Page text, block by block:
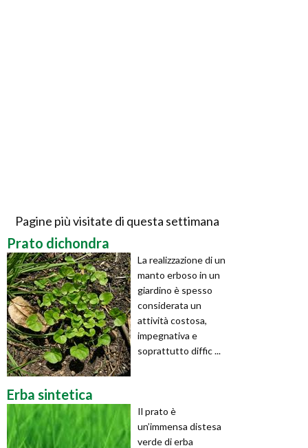
Pagine più visitate di questa settimana
Prato dichondra
La realizzazione di un
manto erboso in un
giardino è spesso
considerata un
attività costosa,
impegnativa e
soprattutto diffic ...
Erba sintetica
Il prato è
un’immensa distesa
verde di erba